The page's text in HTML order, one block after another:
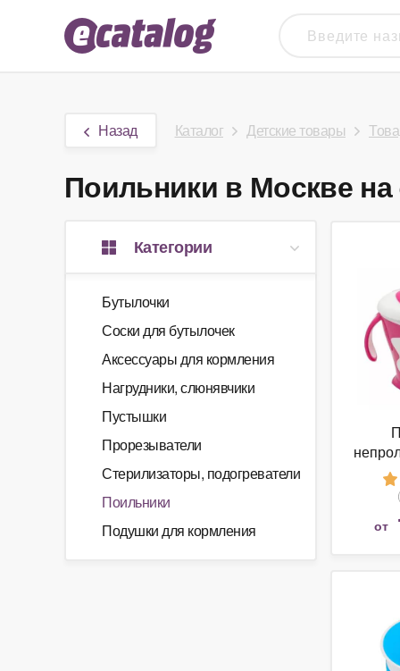
Назад Каталог Детские товары
Поильники в Москве
Категории
Бутылочки
Соски для бутылочек
Аксессуары для кормления
Нагрудники, слюнявчики
Пустышки
Прорезыватели
Стерилизаторы, подогреватели
Поильники
Подушки для кормления
от